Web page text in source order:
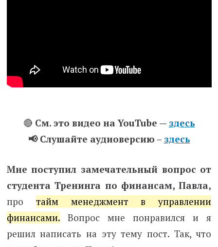
🔴 См. это видео на YouTube — здесь
📢 Слушайте аудиоверсию – здесь
Мне поступил замечательный вопрос от
студента Тренинга по финансам, Павла,
про тайм менеджмент в управлении
финансами.Вопрос мне понравился и я
решил написать на эту тему пост. Так, что